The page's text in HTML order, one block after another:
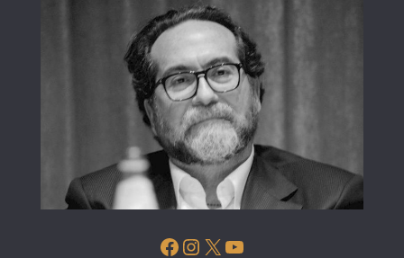
Facebook
Instagram
X YouTube